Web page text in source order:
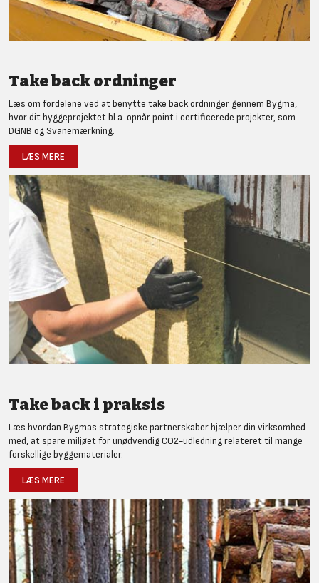
Take back ordninger
Læs om fordelene ved at benytte take back ordninger gennem Bygma,
hvor dit byggeprojektet bl.a. opnår point i certificerede projekter, som
DGNB og Svanemærkning.
LÆS MERE
Take back i praksis
Læs hvordan Bygmas strategiske partnerskaber hjælper din virksomhed
med, at spare miljøet for unødvendig CO2-udledning relateret til mange
forskellige byggematerialer.
LÆS MERE